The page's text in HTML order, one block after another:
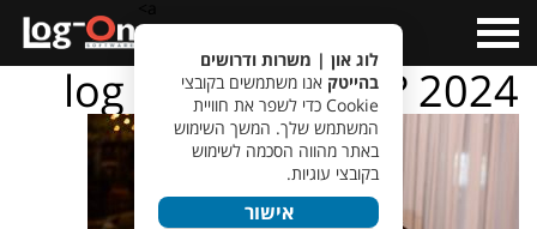
Menu
log – on – ???????? 2024
לוג און | משרות ודרושים
בהייטק אנו משתמשים בקובצי
Cookie כדי לשפר את חוויית
המשתמש שלך. המשך השימוש
באתר מהווה הסכמה לשימוש
בקובצי עוגיות.
אישור